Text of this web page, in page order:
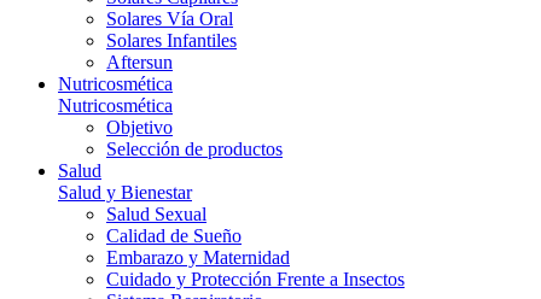
Solares Vía Oral
Solares Infantiles
Aftersun
Nutricosmética
Nutricosmética
Objetivo
Selección de productos
Salud
Salud y Bienestar
Salud Sexual
Calidad de Sueño
Embarazo y Maternidad
Cuidado y Protección Frente a Insectos